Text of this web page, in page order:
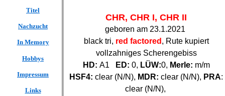
Titel
Nachzucht
In Memory
Hobbys
Impressum
Links
CHR, CHR I, CHR II
geboren am 23.1.2021
black tri, red factored , Rute kupiert
vollzahniges Scherengebiss
HD: A1 ED: 0, LÜW:0, Merle: m/m
HSF4: clear (N/N), MDR: clear (N/N), PRA:
clear (N/N),